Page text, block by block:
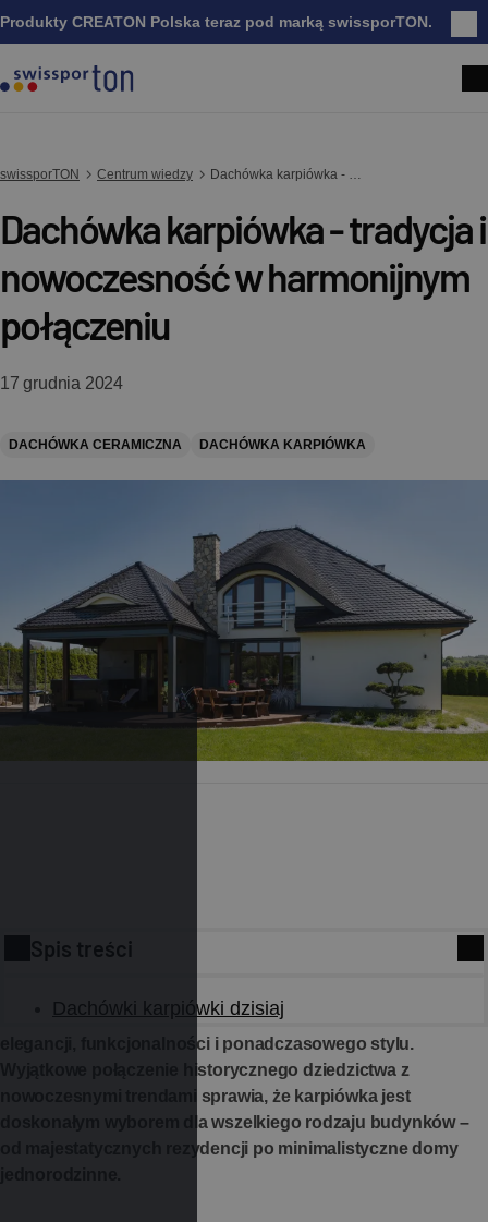
Produkty CREATON Polska teraz pod marką swissporTON.
swissporTON Centrum wiedzy Dachówka karpiówka - tradycja i nowoczesność w harmonijnym połączeniu
Dachówka karpiówka - tradycja i
nowoczesność w harmonijnym
połączeniu
17 grudnia 2024
DACHÓWKA CERAMICZNA DACHÓWKA KARPIÓWKA
Spis treści
Dachówki karpiówki dzisiaj
nowoczesnością, dachówka karpiówka staje się symbolem
elegancji, funkcjonalności i ponadczasowego stylu.
Wyjątkowe połączenie historycznego dziedzictwa z
nowoczesnymi trendami sprawia, że karpiówka jest
doskonałym wyborem dla wszelkiego rodzaju budynków –
od majestatycznych rezydencji po minimalistyczne domy